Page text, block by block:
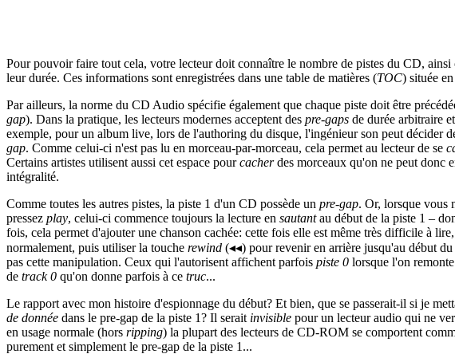
Pour pouvoir faire tout cela, votre lecteur doit connaître le nombre de pistes du CD, ainsi
leur durée. Ces informations sont enregistrées dans une table de matières (TOC) située
Par ailleurs, la norme du CD Audio spécifie également que chaque piste doit être
gap). Dans la pratique, les lecteurs modernes acceptent des pre-gaps de durée arbitraire
exemple, pour un album live, lors de l'authoring du disque, l'ingénieur son peut décider
gap. Comme celui-ci n'est pas lu en morceau-par-morceau, cela permet au lecteur de se
Certains artistes utilisent aussi cet espace pourcacherdes morceaux qu'on ne peut donc
intégralité.
Comme toutes les autres pistes, la piste 1 d'un CD possède un pre-gap. Or, lorsque vous
pressez play, celui-ci commence toujours la lecture en sautantau début de la piste 1 –
fois, cela permet d'ajouter une chanson cachée: cette fois elle est même très difficile à
normalement, puis utiliser la touche rewind (◂◂) pour revenir en arrière jusqu'au début
pas cette manipulation. Ceux qui l'autorisent affichent parfois piste 0 lorsque l'on
de track 0 qu'on donne parfois à ce truc...
Le rapport avec mon histoire d'espionnage du début? Et bien, que se passerait-il si je
de donnée dans le pre-gap de la piste 1? Il serait invisible pour un lecteur audio qui ne
en usage normale (hors ripping) la plupart des lecteurs de CD-ROM se comportent
purement et simplement le pre-gap de la piste 1...